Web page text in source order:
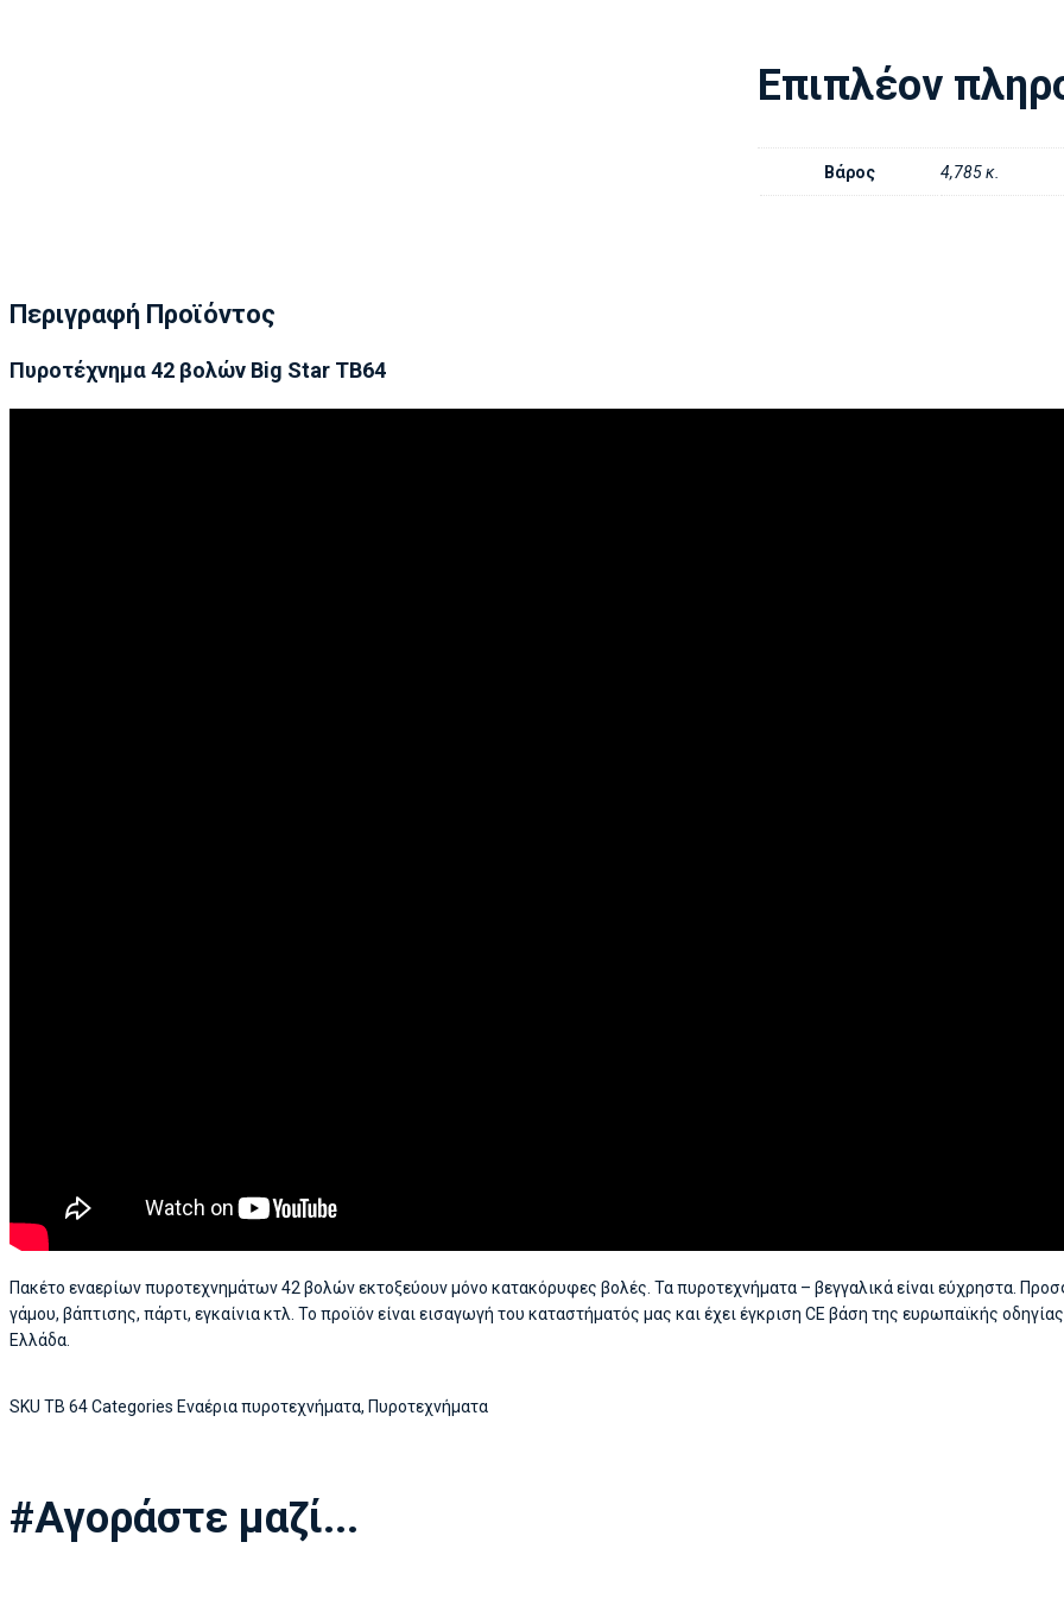
Επιπλέον
Βάρος 4,785 κ.
Περιγραφή Προϊόντος
Πυροτέχνημα 42 βολών Big Star TB64
Πακέτο εναερίων πυροτεχνημάτων 42 βολών εκτοξεύουν μόνο κατακόρυφες βολές. Τα πυροτεχνήματα – βεγγαλικά είναι εύχρηστα.
γάμου, βάπτισης, πάρτι, εγκαίνια κτλ. Το προϊόν είναι εισαγωγή του καταστήματός μας και έχει έγκριση CE βάση της ευρωπαϊκής
Ελλάδα.
SKU TB 64Categories Εναέρια πυροτεχνήματα, Πυροτεχνήματα
#Αγοράστε μαζί...